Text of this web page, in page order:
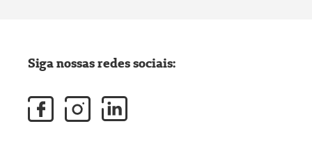
Siga nossas redes sociais: